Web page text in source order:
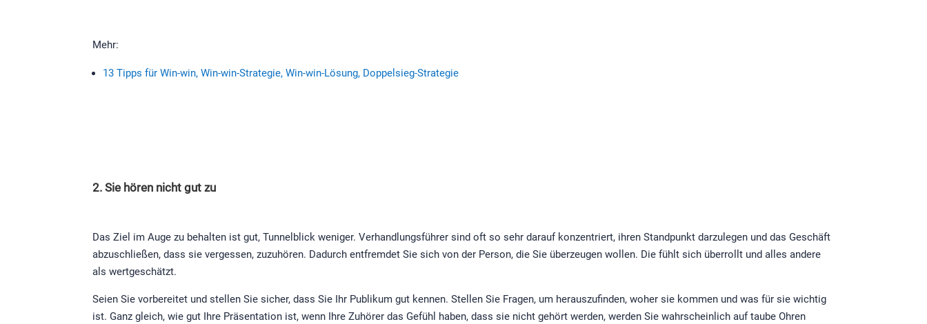
Mehr:
13 Tipps für Win-win, Win-win-Strategie, Win-win-Lösung, Doppelsieg-Strategie
2. Sie hören nicht gut zu
Das Ziel im Auge zu behalten ist gut, Tunnelblick weniger. Verhandlungsführer sind oft so sehr darauf konzentriert, ihren Standpunkt darzulegen und das Geschäft
abzuschließen, dass sie vergessen, zuzuhören. Dadurch entfremdet Sie sich von der Person, die Sie überzeugen wollen. Die fühlt sich überrollt und alles andere
als wertgeschätzt.
Seien Sie vorbereitet und stellen Sie sicher, dass Sie Ihr Publikum gut kennen. Stellen Sie Fragen, um herauszufinden, woher sie kommen und was für sie wichtig
ist. Ganz gleich, wie gut Ihre Präsentation ist, wenn Ihre Zuhörer das Gefühl haben, dass sie nicht gehört werden, werden Sie wahrscheinlich auf taube Ohren